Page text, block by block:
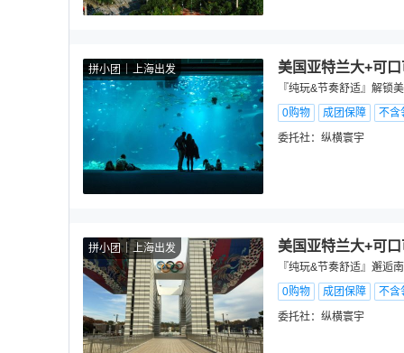
拼小团 上海出发 美国亚特兰大+可
『纯玩&节奏舒适』解锁
0购物
成团保障
不含
委托社： 纵横寰宇
拼小团 上海出发 美国亚特兰大+可
『纯玩&节奏舒适』邂逅
0购物
成团保障
不含
委托社： 纵横寰宇